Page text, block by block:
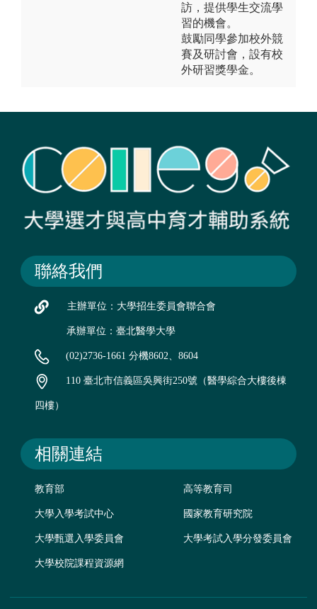
訪，提供學生交流學
習的機會。
鼓勵同學參加校外競
賽及研討會，設有校
外研習獎學金。
聯絡我們
主辦單位：大學招生委員會聯合會
承辦單位：臺北醫學大學
(02)2736-1661 分機8602、8604
110 臺北市信義區吳興街250號（醫學綜合大樓後棟
四樓）
相關連結
教育部 高等教育司
大學入學考試中心 國家教育研究院
大學甄選入學委員會 大學考試入學分發委員會
大學校院課程資源網